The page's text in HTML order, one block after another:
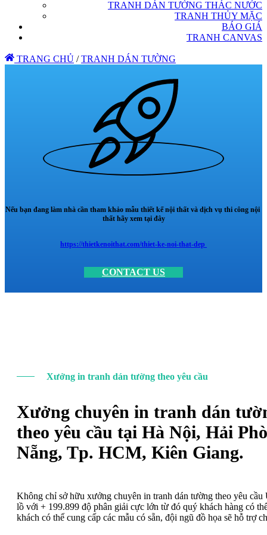
TRANH DÁN TƯỜNG THÁC NƯỚC
TRANH THỦY MẶC
BÁO GIÁ
TRANH CANVAS
TRANG CHỦ / TRANH DÁN TƯỜNG
Nếu bạn đang làm nhà cần tham khảo mẫu thiết kế nội thất và dịch vụ thi công nội
thất hãy xem tại đây
https://thietkenoithat.com/thiet-ke-noi-that-dep
CONTACT US
Xưởng in tranh dán tường theo yêu cầu
Xưởng chuyên in tranh dán
theo yêu cầu tại Hà Nội, Hải
Nẵng, Tp. HCM, Kiên Giang.
Không chỉ sở hữu xưởng chuyên in tranh dán tường theo yêu
lồ với + 199.899 độ phân giải cực lớn từ đó quý khách hàng có
khách có thể cung cấp các mẫu có sẵn, đội ngũ đồ họa sẽ hỗ trợ